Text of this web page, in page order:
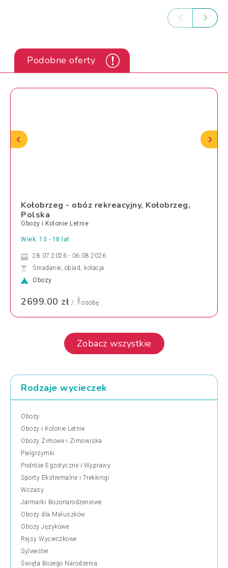
Podobne oferty
Kołobrzeg - obóz rekreacyjny, Kołobrzeg,
Polska
Obozy i Kolonie Letnie
Wiek: 13 - 18 lat
28.07.2026 - 06.08.2026
Śniadanie, obiad, kolacja
Obozy
2699.00 zł / osobę
Zobacz wszystkie
Rodzaje wycieczek
Obozy
Obozy i Kolonie Letnie
Obozy Zimowe i Zimowiska
Pielgrzymki
Podróże Egzotyczne i Wyprawy
Sporty Ekstremalne i Trekkingi
Wczasy
Jarmarki Bożonarodzeniowe
Obozy dla Maluszków
Obozy Językowe
Rejsy Wycieczkowe
Sylwester
Święta Bożego Narodzenia